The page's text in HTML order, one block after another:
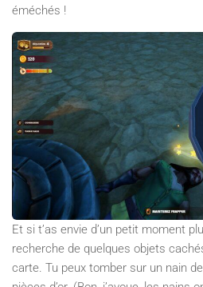
éméchés !
Et si t’as envie d’un petit moment
recherche de quelques objets
carte. Tu peux tomber sur un nain